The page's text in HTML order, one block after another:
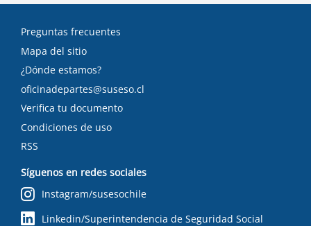
Preguntas frecuentes
Mapa del sitio
¿Dónde estamos?
oficinadepartes@suseso.cl
Verifica tu documento
Condiciones de uso
RSS
Síguenos en redes sociales
Instagram/susesochile
Linkedin/Superintendencia de Seguridad Social